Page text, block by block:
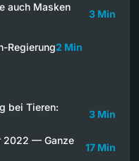
auch Masken
3 Min
Regierung2 Min
bei Tieren:
3 Min
2022 — Ganze
17 Min